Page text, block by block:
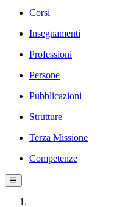
Corsi
Insegnamenti
Professioni
Persone
Pubblicazioni
Strutture
Terza Missione
Competenze
☰